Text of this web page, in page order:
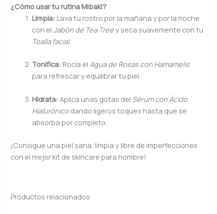
¿Cómo usar tu rutina Mibaki?
Limpia: Lava tu rostro por la mañana y por la noche
con elJabón de Tea Treey seca suavemente con tu
Toalla facial.
Tonifica: Rocía elAgua de Rosas con Hamamelis
para refrescar y equilibrar tu piel.
Hidrata: Aplica unas gotas del Sérum con Ácido
Hialurónico dando ligeros toques hasta que se
absorba por completo.
¡Consigue una piel sana, limpia y libre de imperfecciones
con el mejor kit de skincare para hombre!
Productos relacionados